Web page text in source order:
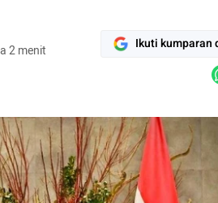
2 menit Ikuti kumparan